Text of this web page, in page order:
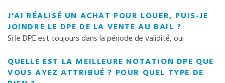
J'AI RÉALISÉ UN ACHAT POUR LOUER, PUIS-JE
JOINDRE LE DPE DE LA VENTE AU BAIL ?
Si le DPE est toujours dans la période de validité, oui
QUELLE EST LA MEILLEURE NOTATION DPE QUE
VOUS AYEZ ATTRIBUÉ ? POUR QUEL TYPE DE